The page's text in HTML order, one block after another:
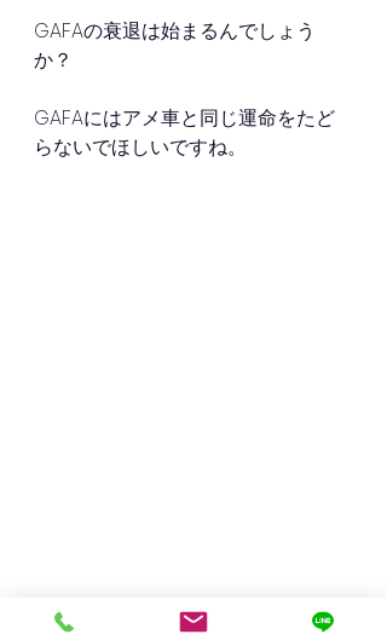
GAFAの衰退は始まるんでしょう
か？
GAFAにはアメ車と同じ運命をたど
らないでほしいですね。